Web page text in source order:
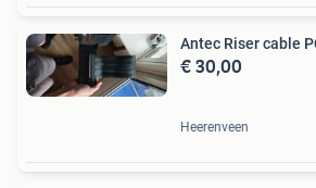
Antec Riser cable
€ 30,00
Heerenveen